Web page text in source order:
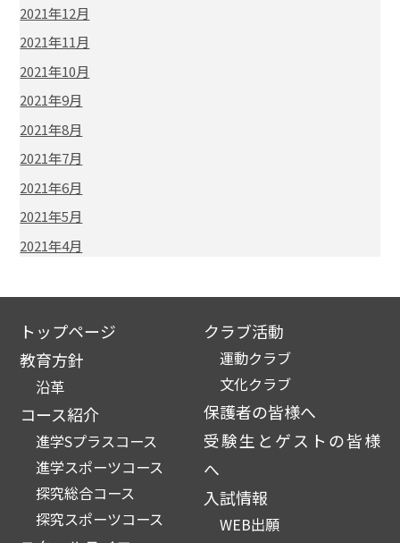
2021年12月
2021年11月
2021年10月
2021年9月
2021年8月
2021年7月
2021年6月
2021年5月
2021年4月
トップページ
教育方針
沿革
コース紹介
進学Sプラスコース
進学スポーツコース
探究総合コース
探究スポーツコース
クラブ活動
運動クラブ
文化クラブ
保護者の皆様へ
受験生とゲストの皆様
へ
入試情報
WEB出願